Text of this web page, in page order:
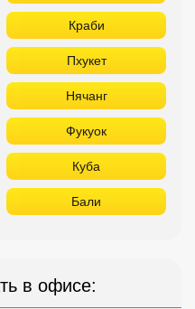
Краби
Пхукет
Нячанг
Фукуок
Куба
Бали
в офисе: